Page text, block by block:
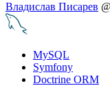
Владислав Писарев
MySQL
Symfony
Doctrine ORM